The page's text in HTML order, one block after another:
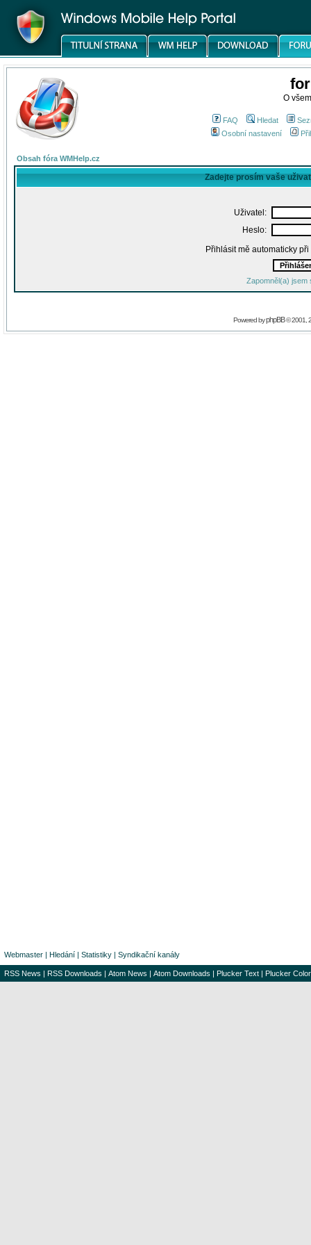
O
FAQ Hledat
Osobní nastavení
Obsah fóra WMHelp.cz
Zadejte prosím vaše
Uživatel:
Heslo:
Přihlásit mě automaticky
Zapomněl(a) jsem
Powered byphpBB© 2001,
Webmaster | Hledání | Statistiky | Syndikační kanály
RSS News | RSS Downloads | Atom News | Atom Downloads | Plucker Text | Plucker Color